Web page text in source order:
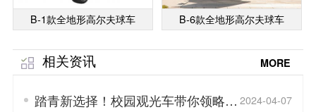
B-1款全地形高尔夫球车 B-6款全地形高尔夫球车
相关资讯 MORE
踏青新选择！校园观光车带你领略学 2024-04-07